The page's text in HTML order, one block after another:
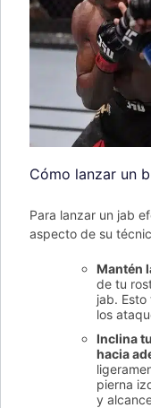
Cómo lanzar un
Para lanzar un jab
aspecto de su
Mantén
de tu
jab.
los
Inclina
hacia
pierna
y